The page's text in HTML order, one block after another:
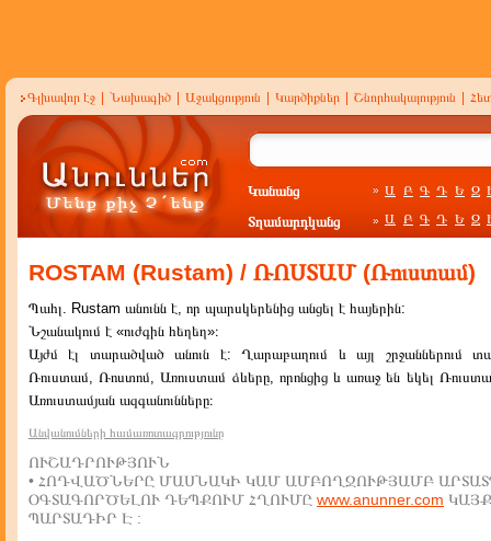
Գլխավոր էջ Նախագիծ Աջակցություն Կարծիքներ Շնորհակալություն
Կանանց » Ա Բ Գ Դ Ե Զ
Տղամարդկանց » Ա Բ Գ Դ Ե Զ
ROSTAM (Rustam) / ՌՈՍՏԱՄ (Ռուստամ)
Պահլ. Rustam անունն է, որ պարսկերենից անցել է հայերին:
Նշանակում է «ուժգին հեղեղ»։
Այժմ էլ տարածված անուն է: Ղարաբաղում և այլ շրջաններում
Ռուստամ, Ռոստոմ, Առուստամ ձևերը, որոնցից և առաջ են եկել
Առուստամյան ազգանունները։
Անվանումների համառոտագրությունը
ՈՒՇԱԴՐՈՒԹՅՈՒՆ
• ՀՈԴՎԱԾՆԵՐԸ ՄԱՍՆԱԿԻ ԿԱՄ ԱՄԲՈՂՋՈՒԹՅԱՄԲ
ՕԳՏԱԳՈՐԾԵԼՈՒ ԴԵՊՔՈՒՄ ՀՂՈՒՄԸ www.anunner.com
ՊԱՐՏԱԴԻՐ Է :